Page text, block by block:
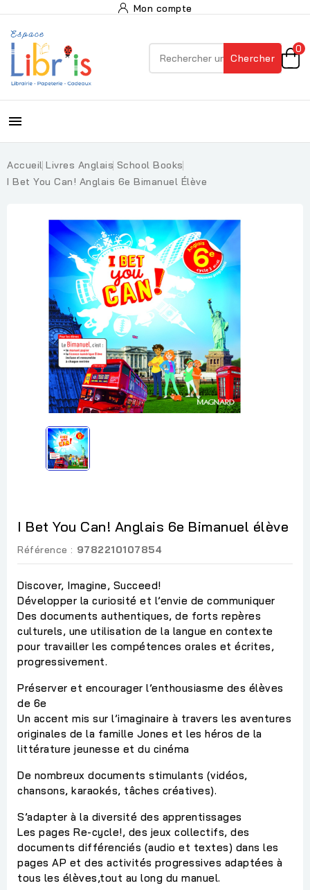
Mon compte
Chercher
0

Accueil Livres Anglais School Books
I Bet You Can! Anglais 6e Bimanuel Élève
I Bet You Can! Anglais 6e Bimanuel élève
Référence : 9782210107854
Discover, Imagine, Succeed!
Développer la curiosité et l’envie de communiquer
Des documents authentiques, de forts repères
culturels, une utilisation de la langue en contexte
pour travailler les compétences orales et écrites,
progressivement.
Préserver et encourager l’enthousiasme des élèves
de 6e
Un accent mis sur l’imaginaire à travers les aventures
originales de la famille Jones et les héros de la
littérature jeunesse et du cinéma
De nombreux documents stimulants (vidéos,
chansons, karaokés, tâches créatives).
S’adapter à la diversité des apprentissages
Les pages Re-cycle!, des jeux collectifs, des
documents différenciés (audio et textes) dans les
pages AP et des activités progressives adaptées à
tous les élèves,tout au long du manuel.